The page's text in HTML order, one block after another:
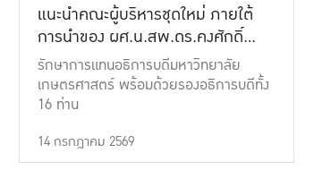
แนะนำคณะผู้บริหารชุดใหม่ ภายใต้
การนำของ ผศ.น.สพ.ดร.คงศักดิ์
เที่ยงธรรม
รักษาการแทนอธิการบดีมหาวิทยาลัย
เกษตรศาสตร์ พร้อมด้วยรองอธิการบดีทั้ง
16 ท่าน
14 กรกฎาคม 2569